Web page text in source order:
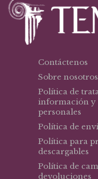
Contáctenos
Sobre nosotros
Política de
información y
personales
Política de
Política para
descargables
Política de
devoluciones